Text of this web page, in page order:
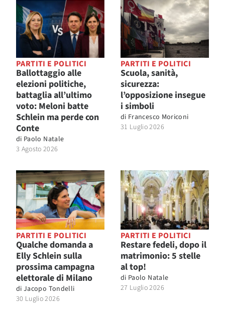
PARTITI E POLITICI
Ballottaggio alle
elezioni politiche,
battaglia all’ultimo
voto: Meloni batte
Schlein ma perde con
Conte
di Paolo Natale
3 Agosto 2026
PARTITI E POLITICI
Scuola, sanità,
sicurezza:
l’opposizione insegue
i simboli
di Francesco Moriconi
31 Luglio 2026
PARTITI E POLITICI
Qualche domanda a
Elly Schlein sulla
prossima campagna
elettorale di Milano
di Jacopo Tondelli
30 Luglio 2026
PARTITI E POLITICI
Restare fedeli, dopo il
matrimonio: 5 stelle
al top!
di Paolo Natale
27 Luglio 2026